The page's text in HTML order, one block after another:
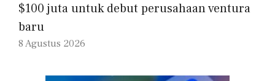
$100 juta untuk debut perusahaan ventura
baru
8 Agustus 2026